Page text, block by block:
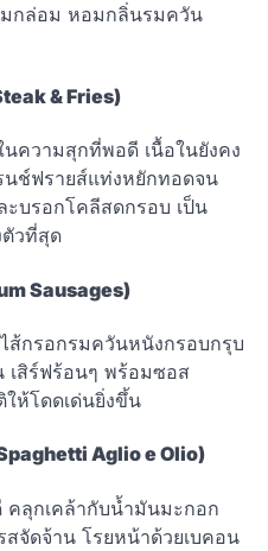
มกล่อม หอมกลิ่นรมควัน
& Fries)
ความสุกที่พอดี เนื้อในยังคง
ช์ฟรายส์แท่งหยักทอดจน
บรอกโคลีสดกรอบ เป็น
วที่สุด
Sausages)
ส้กรอกรมควันหนังกรอบกรุบ
เสิร์ฟร้อนๆ พร้อมซอส
ห้โดดเด่นยิ่งขึ้น
Aglio e Olio)
คลุกเคล้ากับน้ำมันมะกอก
จัดจ้าน โรยหน้าด้วยเบคอน